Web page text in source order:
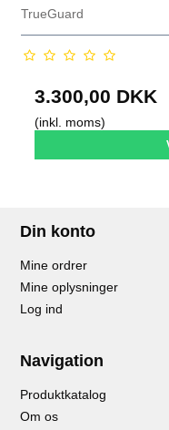
TrueGuard
3.300,00 DKK
(inkl. moms)
Din konto
Mine ordrer
Mine oplysninger
Log ind
Navigation
Produktkatalog
Om os